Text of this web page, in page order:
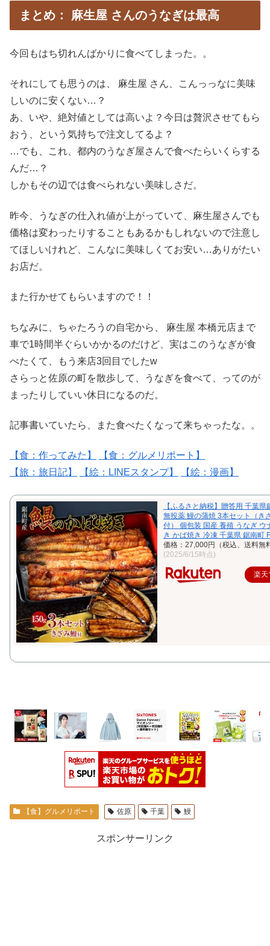
まとめ： 麻生屋 さんのうなぎは最高
今回もはち切れんばかりに食べてしまった。。
それにしても思うのは、 麻生屋 さん、こんっっなに美味
しいのに安くない…？
あ、いや、絶対値としては高いよ？今日は贅沢させてもら
おう、という気持ちで注文してるよ？
…でも、これ、都内のうなぎ屋さんで食べたらいくらする
んだ…？
しかもその辺では食べられない美味しさだ。
昨今、うなぎの仕入れ値が上がっていて、麻生屋さんでも
価格は変わったりすることもあるかもしれないので注意し
てほしいけれど、こんなに美味しくてお安い…ありがたい
お店だ。
また行かせてもらいますので！！
ちなみに、ちゃたろうの自宅から、 麻生屋 本橋元店まで
車で1時間半ぐらいかかるのだけど、実はこのうなぎが食
べたくて、もう来店3回目でしたw
さらっと佐原の町を散歩して、うなぎを食べて、ってのが
まったりしていい休日になるのだ。
記事書いていたら、また食べたくなって来ちゃったな。。
【食：作ってみた】
【食：グルメリポート】
【旅：旅日記】
【絵：LINEスタンプ】 【絵：漫画】
【ふるさと納税】贈答用 千葉県
無投薬 鰻の蒲焼 3本セット（き
付） 個包装 国産 養殖 うなぎ ウ
き かば焼き 冷凍 千葉県 鋸南町
価格：27,000円（税込、送料無
(2025/6/15時点)
楽天
【食】グルメリポート 佐原 千葉 鰻
スポンサーリンク